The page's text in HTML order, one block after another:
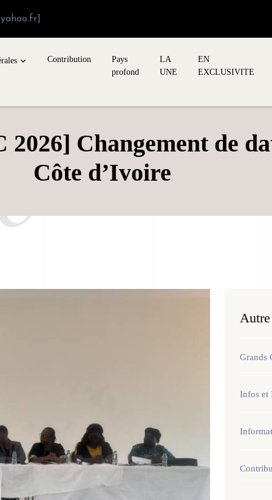
Contribution
Pays
profond
LA
UNE
EN
EXCLUSIVITE
Changement de
Côte d’Ivoire
Grands
Infos et